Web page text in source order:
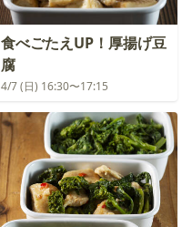
食べごたえUP！厚揚げ豆
腐
4/7 (日) 16:30〜17:15